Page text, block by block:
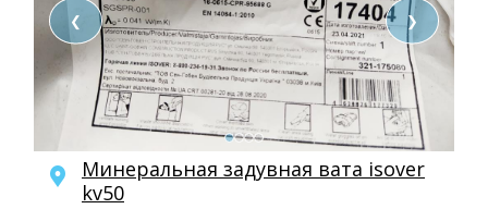
❮ ❯
Минеральная задувная вата isover
kv50